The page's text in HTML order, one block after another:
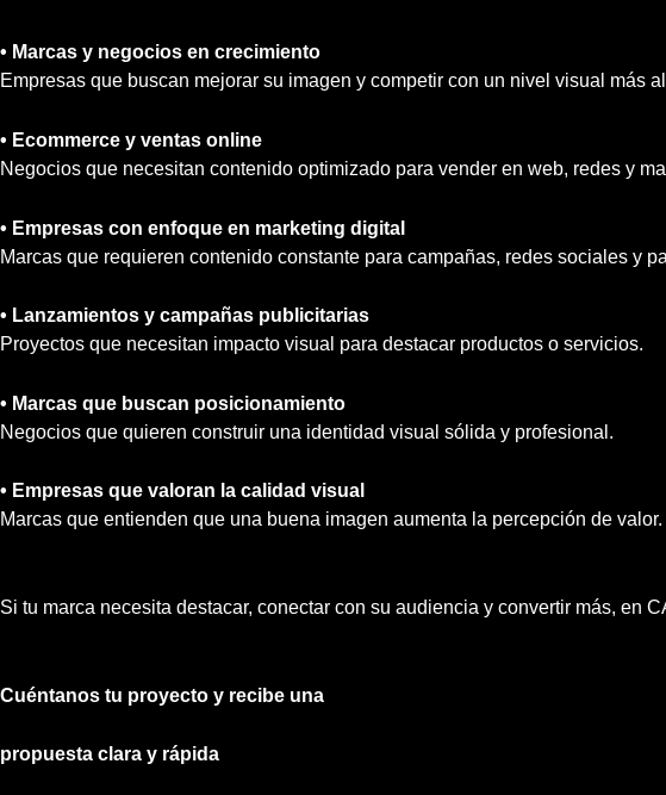
• Marcas y negocios en crecimiento
Empresas que buscan mejorar su imagen y competir con un nivel visual más
• Ecommerce y ventas online
Negocios que necesitan contenido optimizado para vender en web, redes y
• Empresas con enfoque en marketing digital
Marcas que requieren contenido constante para campañas, redes sociales y
• Lanzamientos y campañas publicitarias
Proyectos que necesitan impacto visual para destacar productos o servicios.
• Marcas que buscan posicionamiento
Negocios que quieren construir una identidad visual sólida y profesional.
• Empresas que valoran la calidad visual
Marcas que entienden que una buena imagen aumenta la percepción de valor.
Si tu marca necesita destacar, conectar con su audiencia y convertir más, en
Cuéntanos tu proyecto y recibe una
propuesta clara y rápida